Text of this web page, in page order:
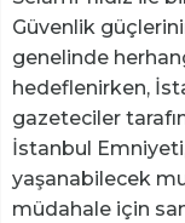
Güvenlik
genelinde
hedeflenirken,
gazeteciler
İstanbul
yaşanabilecek
müdahale için